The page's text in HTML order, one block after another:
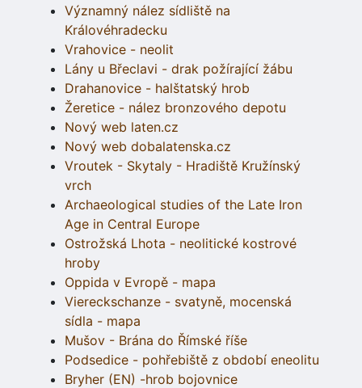
Významný nález sídliště na
Královéhradecku
Vrahovice - neolit
Lány u Břeclavi - drak požírající žábu
Drahanovice - halštatský hrob
Žeretice - nález bronzového depotu
Nový web laten.cz
Nový web dobalatenska.cz
Vroutek - Skytaly - Hradiště Kružínský
vrch
Archaeological studies of the Late Iron
Age in Central Europe
Ostrožská Lhota - neolitické kostrové
hroby
Oppida v Evropě - mapa
Viereckschanze - svatyně, mocenská
sídla - mapa
Mušov - Brána do Římské říše
Podsedice - pohřebiště z období eneolitu
Bryher (EN) -hrob bojovnice